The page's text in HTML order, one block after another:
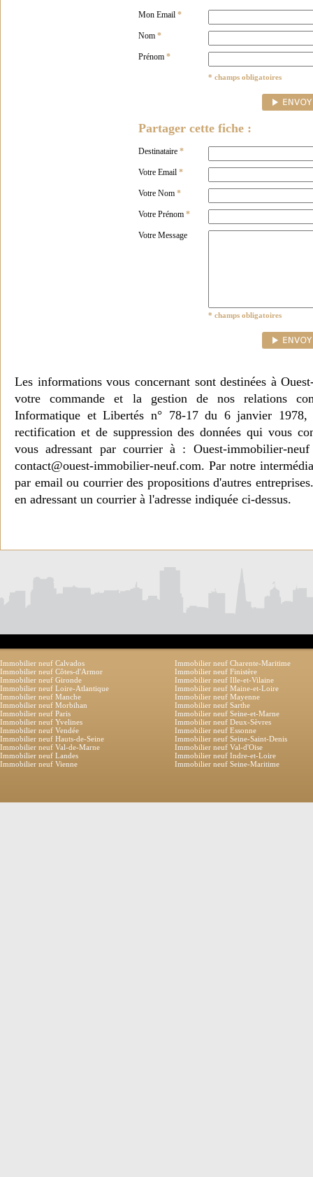
Mon Email *
Nom *
Prénom *
* champs obligatoires
Partager cette fiche :
Destinataire *
Votre Email *
Votre Nom *
Votre Prénom *
Votre Message
* champs obligatoires
Les informations vous concernant sont destinées à
votre commande et la gestion de nos relations
Informatique et Libertés n° 78-17 du 6 janvier 1978,
rectification et de suppression des données qui vous
vous adressant par courrier à : Ouest-immobilier-
contact@ouest-immobilier-neuf.com. Par notre
par email ou courrier des propositions d'autres
en adressant un courrier à l'adresse indiquée ci-dessus.
Immobilier neuf Calvados
Immobilier neuf Charente-Maritime
Immobilier neuf Côtes-d'Armor
Immobilier neuf Finistère
Immobilier neuf Gironde
Immobilier neuf Ille-et-Vilaine
Immobilier neuf Loire-Atlantique
Immobilier neuf Maine-et-Loire
Immobilier neuf Manche
Immobilier neuf Mayenne
Immobilier neuf Morbihan
Immobilier neuf Sarthe
Immobilier neuf Paris
Immobilier neuf Seine-et-Marne
Immobilier neuf Yvelines
Immobilier neuf Deux-Sèvres
Immobilier neuf Vendée
Immobilier neuf Essonne
Immobilier neuf Hauts-de-Seine
Immobilier neuf Seine-Saint-Denis
Immobilier neuf Val-de-Marne
Immobilier neuf Val-d'Oise
Immobilier neuf Landes
Immobilier neuf Indre-et-Loire
Immobilier neuf Vienne
Immobilier neuf Seine-Maritime